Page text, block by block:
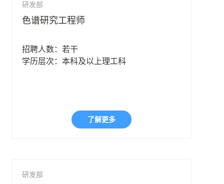
研发部
色谱研究工程师
招聘人数：若干
学历层次：本科及以上理工科
了解更多
研发部